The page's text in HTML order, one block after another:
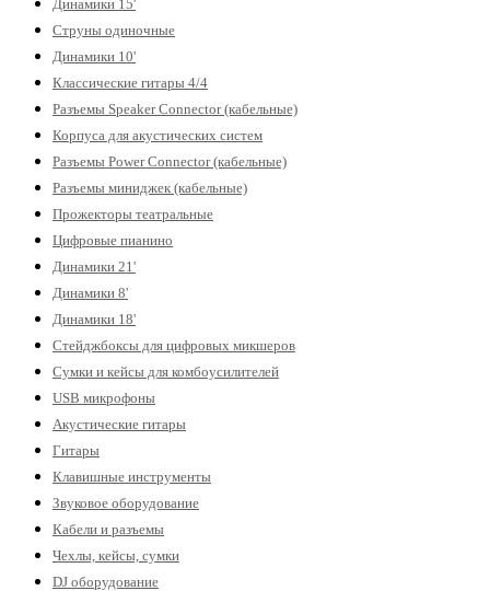
Динамики 15'
Струны одиночные
Динамики 10'
Классические гитары 4/4
Разъемы Speaker Connector (кабельные)
Корпуса для акустических систем
Разъемы Power Connector (кабельные)
Разъемы миниджек (кабельные)
Прожекторы театральные
Цифровые пианино
Динамики 21'
Динамики 8'
Динамики 18'
Стейджбоксы для цифровых микшеров
Сумки и кейсы для комбоусилителей
USB микрофоны
Акустические гитары
Гитары
Клавишные инструменты
Звуковое оборудование
Кабели и разъемы
Чехлы, кейсы, сумки
DJ оборудование